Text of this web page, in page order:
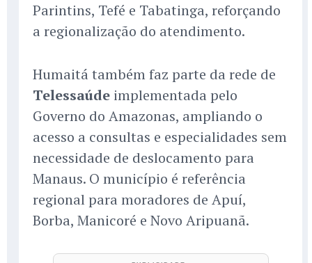
Parintins, Tefé e Tabatinga, reforçando
a regionalização do atendimento.
Humaitá também faz parte da rede de
Telessaúde implementada pelo
Governo do Amazonas, ampliando o
acesso a consultas e especialidades sem
necessidade de deslocamento para
Manaus. O município é referência
regional para moradores de Apuí,
Borba, Manicoré e Novo Aripuanã.